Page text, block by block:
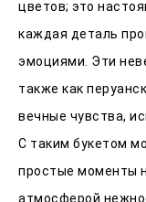
цветов; это
каждая деталь
эмоциями. Эти
также как
вечные чувства,
С таким букетом
простые моменты
атмосферой